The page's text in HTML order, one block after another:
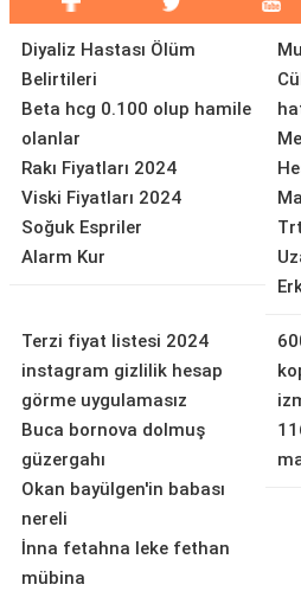
Diyaliz Hastası Ölüm
Belirtileri
Beta hcg 0.100 olup hamile
olanlar
Rakı Fiyatları 2024
Viski Fiyatları 2024
Soğuk Espriler
Alarm Kur
Terzi fiyat listesi 2024
instagram gizlilik hesap
görme uygulamasız
Buca bornova dolmuş
güzergahı
Okan bayülgen'in babası
nereli
İnna fetahna leke fethan
mübina